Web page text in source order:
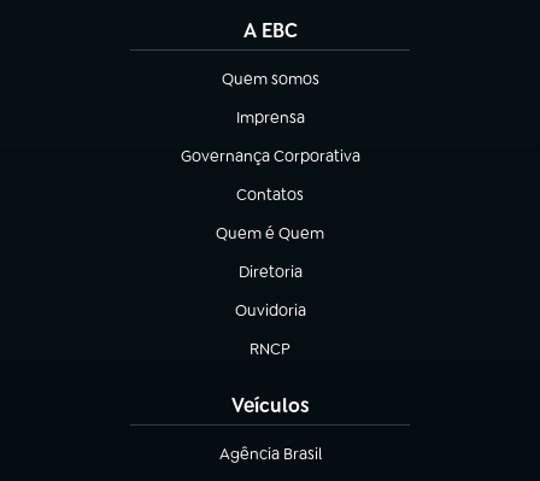
A EBC
Quem somos
(abre em nova aba)
Imprensa
(abre em nova aba)
Governança Corporativa
(abre em nova aba)
Contatos
(abre em nova aba)
Quem é Quem
(abre em nova aba)
Diretoria
(abre em nova aba)
Ouvidoria
(abre em nova aba)
RNCP
(abre em nova aba)
Veículos
Agência Brasil
(abre em nova aba)